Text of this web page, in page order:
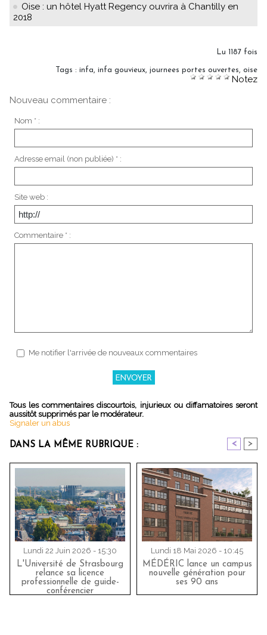
Oise : un hôtel Hyatt Regency ouvrira à Chantilly en
2018
Lu 1187 fois
Tags : infa infa gouvieux journees portes ouvertes oise
Notez
Nouveau commentaire :
Nom * :
Adresse email (non publiée) * :
Site web :
Commentaire * :
Me notifier l'arrivée de nouveaux commentaires
Tous les commentaires discourtois, injurieux ou diffamatoires seront
aussitôt supprimés par le modérateur.
Signaler un abus
DANS LA MÊME RUBRIQUE : < >
Lundi 22 Juin 2026 - 15:30
L'Université de Strasbourg
relance sa licence
professionnelle de guide-
conférencier
Lundi 18 Mai 2026 - 10:45
MÉDÉRIC lance un campus
nouvelle génération pour
ses 90 ans